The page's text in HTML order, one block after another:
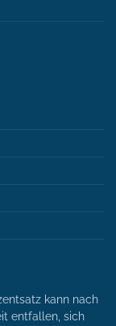
kann nach
entfallen, sich